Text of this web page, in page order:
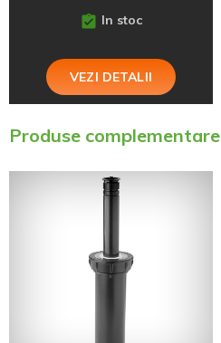
In stoc
VEZI DETALII
Produse complementare